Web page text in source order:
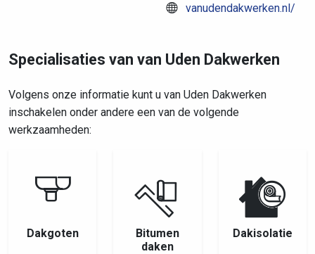
vanudendakwerken.nl/
Specialisaties van van Uden Dakwerken
Volgens onze informatie kunt u van Uden Dakwerken
inschakelen onder andere een van de volgende
werkzaamheden:
Dakgoten
Bitumen
daken
Dakisolatie